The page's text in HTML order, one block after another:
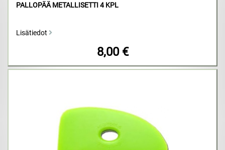
PALLOPÄÄ METALLISETTI 4 KPL
Lisätiedot
8,00 €